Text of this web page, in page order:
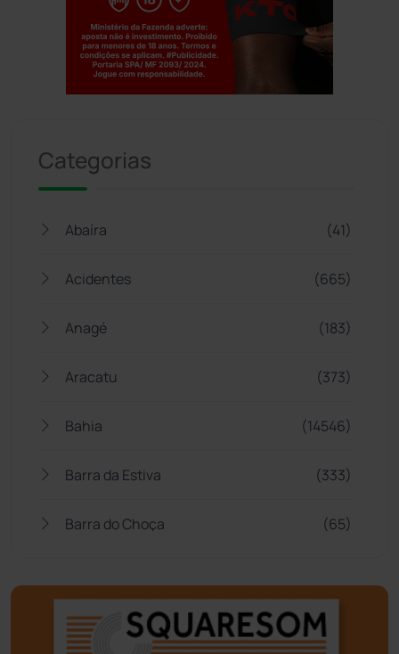
Categorias
Abaíra (41)
Acidentes (665)
Anagé (183)
Aracatu (373)
Bahia (14546)
Barra da Estiva (333)
Barra do Choça (65)
Bom Jesus da Lapa (510)